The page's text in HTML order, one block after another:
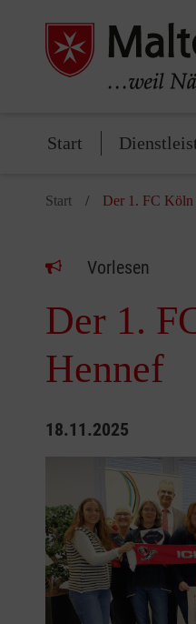
Start
Start Der 1. FC Köln
Vorlesen
Der 1.
Hennef
18.11.2025